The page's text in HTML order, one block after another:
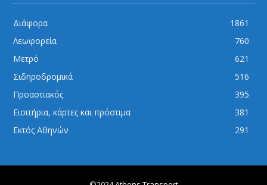
Διάφορα
1861
Λεωφορεία
760
Μετρό
621
Σιδηροδρομικά
516
Προαστιακός
395
Εισιτήρια, κάρτες και πρόστιμα
381
Εκτός Αθηνών
291